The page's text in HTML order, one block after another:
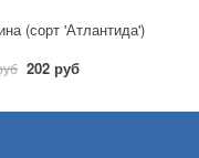
(сорт 'Атлантида')
202 руб